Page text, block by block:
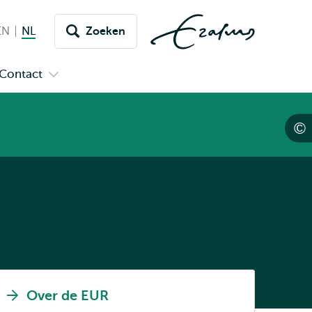
English
NLNederlands huidige taal
Zoeken
Over de EUR